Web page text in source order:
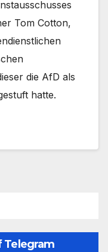
Tom Cotton,
die AfD als
hatte.
Telegram